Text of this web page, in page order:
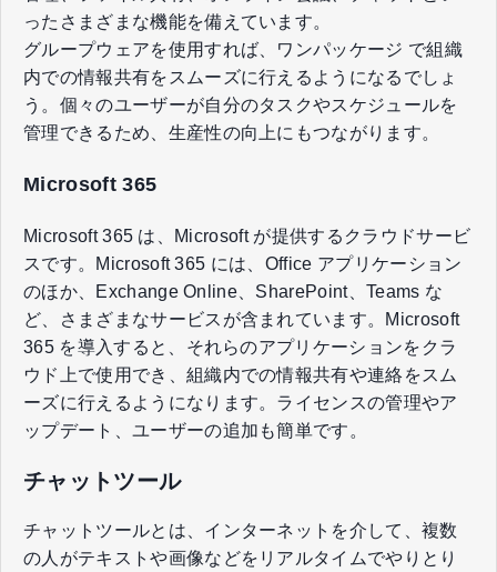
ったさまざまな機能を備えています。
グループウェアを使用すれば、ワンパッケージ で組織
内での情報共有をスムーズに行えるようになるでしょ
う。個々のユーザーが自分のタスクやスケジュールを
管理できるため、生産性の向上にもつながります。
Microsoft 365
Microsoft 365 は、Microsoft が提供するクラウドサービ
スです。Microsoft 365 には、Office アプリケーション
のほか、Exchange Online、SharePoint、Teams な
ど、さまざまなサービスが含まれています。Microsoft
365 を導入すると、それらのアプリケーションをクラ
ウド上で使用でき、組織内での情報共有や連絡をスム
ーズに行えるようになります。ライセンスの管理やア
ップデート、ユーザーの追加も簡単です。
チャットツール
チャットツールとは、インターネットを介して、複数
の人がテキストや画像などをリアルタイムでやりとり